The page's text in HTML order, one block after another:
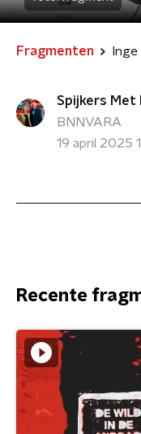
Fragmenten
Spijkers Met
BNNVARA
19 april 2025
Recente